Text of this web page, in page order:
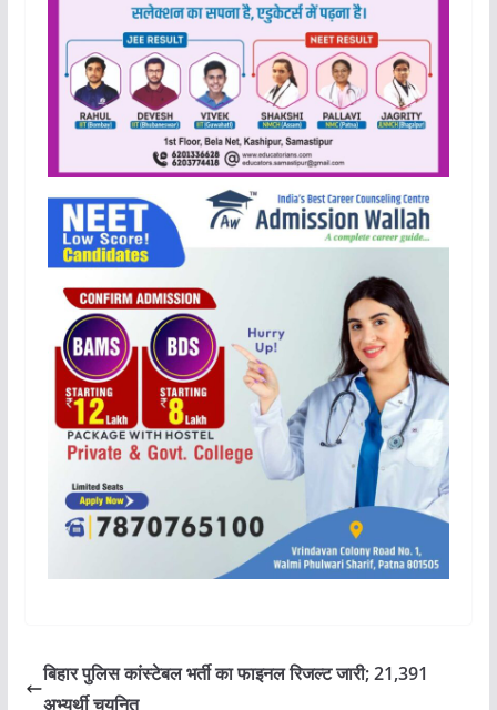
बिहार पुलिस कांस्टेबल भर्ती का फाइनल रिजल्ट जारी; 21,391
अभ्यर्थी चयनित